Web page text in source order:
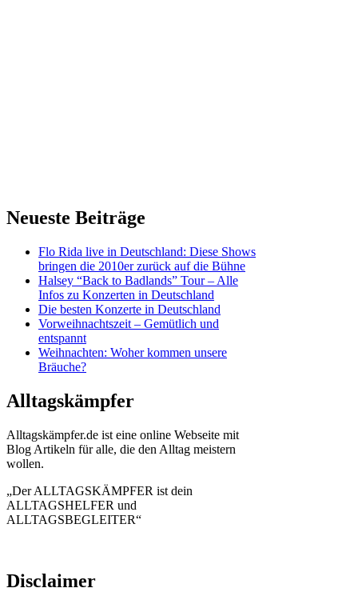
Neueste Beiträge
Flo Rida live in Deutschland: Diese Shows
bringen die 2010er zurück auf die Bühne
Halsey “Back to Badlands” Tour – Alle
Infos zu Konzerten in Deutschland
Die besten Konzerte in Deutschland
Vorweihnachtszeit – Gemütlich und
entspannt
Weihnachten: Woher kommen unsere
Bräuche?
Alltagskämpfer
Alltagskämpfer.de ist eine online Webseite mit
Blog Artikeln für alle, die den Alltag meistern
wollen.
„Der ALLTAGSKÄMPFER ist dein
ALLTAGSHELFER und
ALLTAGSBEGLEITER“
Disclaimer